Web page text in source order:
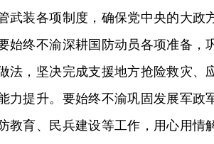
武装各项制度，确保党中央的大政
始终不渝深耕国防动员各项准备，
法，坚决完成支援地方抢险救灾、
力提升。要始终不渝巩固发展军政
教育、民兵建设等工作，用心用情